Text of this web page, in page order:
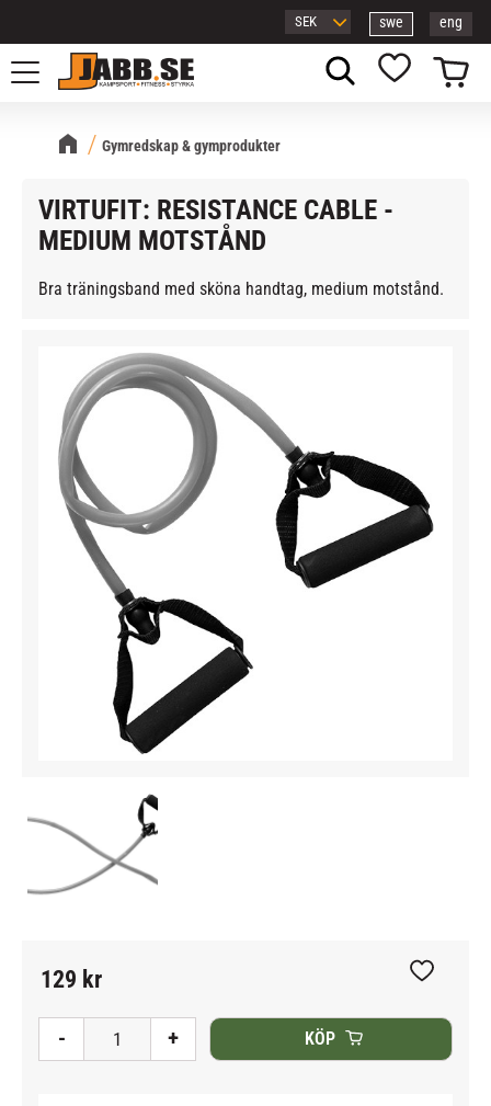
Meny
swe eng
Favoriter
Kundvagn
Gymredskap & gymprodukter
VIRTUFIT: RESISTANCE CABLE -
MEDIUM MOTSTÅND
Bra träningsband med sköna handtag, medium motstånd.
129 kr
+
- KÖP
Lägg till